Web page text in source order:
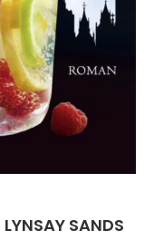
SANDS